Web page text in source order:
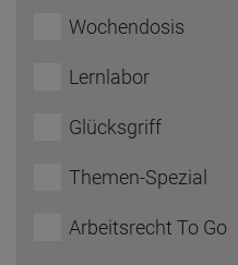
Wochendosis
Lernlabor
Glücksgriff
Themen-Spezial
Arbeitsrecht To Go